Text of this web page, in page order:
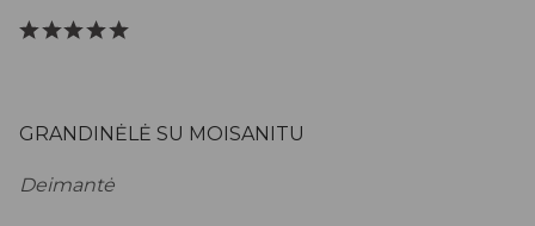
GRANDINĖLĖ SU MOISANITU
Deimantė